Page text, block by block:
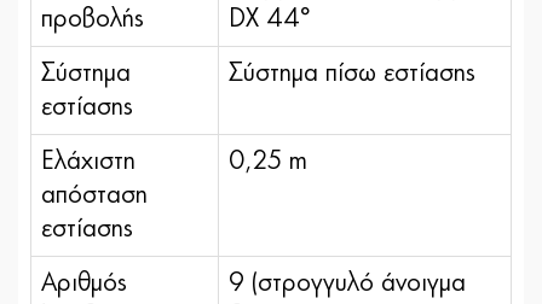
προβολής
DX 44°
Σύστημα
εστίασης
Σύστημα πίσω εστίασης
Ελάχιστη
απόσταση
εστίασης
0,25 m
Αριθμός
9 (στρογγυλό άνοιγμα